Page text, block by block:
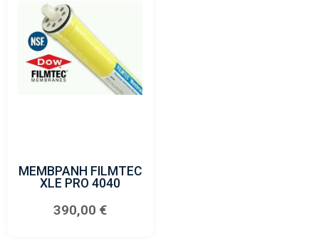
ΜΕΜΒΡΑΝΗ FILMTEC
XLE PRO 4040
390,00€